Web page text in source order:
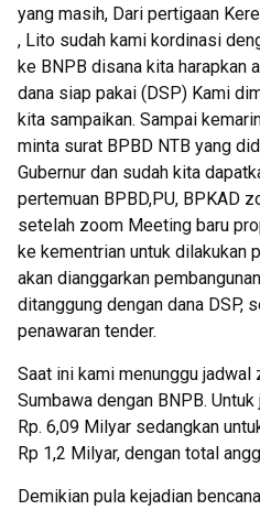
yang masih, Dari pertigaan
, Lito sudah kami kordinasi
ke BNPB disana kita harapkan
dana siap pakai (DSP) Kami
kita sampaikan. Sampai
minta surat BPBD NTB yang
Gubernur dan sudah kita
pertemuan BPBD,PU, BPKAD
setelah zoom Meeting baru
ke kementrian untuk dilakukan
akan dianggarkan
ditanggung dengan dana DSP,
penawaran tender.
Saat ini kami menunggu
Sumbawa dengan BNPB.
Rp. 6,09 Milyar sedangkan
Rp 1,2 Milyar, dengan total
Demikian pula kejadian